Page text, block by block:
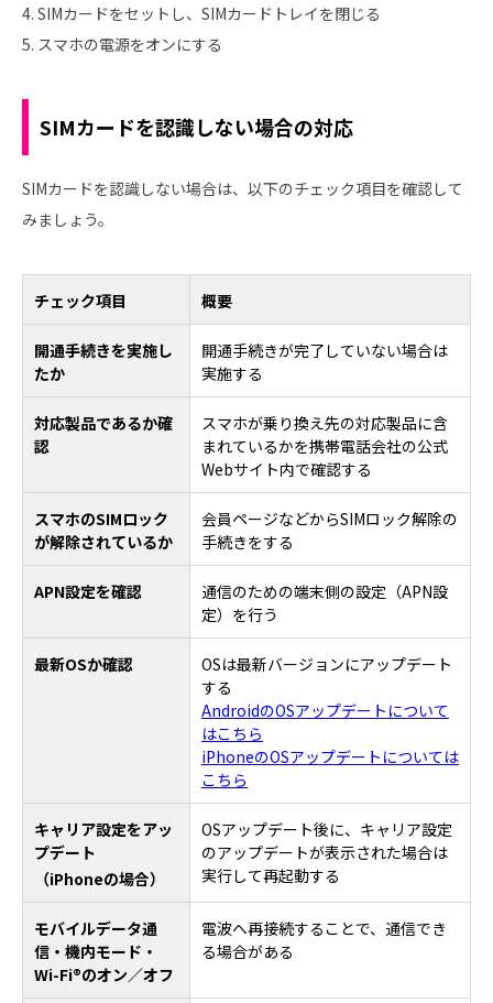
4. SIMカードをセットし、SIMカードトレイを閉じる
5. スマホの電源をオンにする
SIMカードを認識しない場合の対応
SIMカードを認識しない場合は、以下のチェック項目を確認して
みましょう。
チェック項目 概要
開通手続きを実施し
たか
開通手続きが完了していない場合は
実施する
対応製品であるか確
認
スマホが乗り換え先の対応製品に含
まれているかを携帯電話会社の公式
Webサイト内で確認する
スマホのSIMロック
が解除されているか
会員ページなどからSIMロック解除の
手続きをする
APN設定を確認
通信のための端末側の設定（APN設
定）を行う
最新OSか確認
OSは最新バージョンにアップデート
する
AndroidのOSアップデートについて
はこちら
iPhoneのOSアップデートについては
こちら
キャリア設定をアッ
プデート
（iPhoneの場合）
OSアップデート後に、キャリア設定
のアップデートが表示された場合は
実行して再起動する
モバイルデータ通
信・機内モード・
Wi-Fi®のオン／オフ
電波へ再接続することで、通信でき
る場合がある